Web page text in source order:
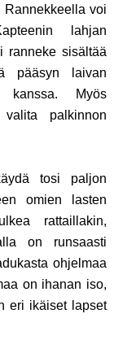
Rannekkeella voi
lahjan
ranneke sisältää
pääsyn laivan
kanssa. Myös
palkinnon
tosi paljon
omien lasten
rattaillakin,
on runsaasti
ohjelmaa
on ihanan iso,
eri ikäiset lapset